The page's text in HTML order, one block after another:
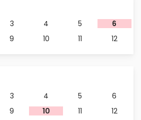
3 4 5
6
9 10 11 12
3 4 5
6
9 10 11
12